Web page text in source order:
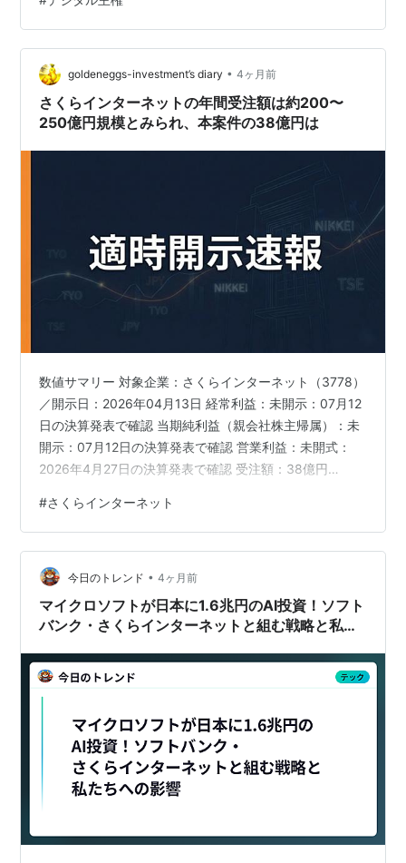
ちますが、その中身は前向きな投資によるものです。 売
上高は順調： 前年比12.4%増の353億円と過去最高を更
新しています。 利益の大幅減： 営業利益は前期の41億円
から…goldeneggs-investment’s diary • 4ヶ月前
さくらインターネットの年間受注額は約200〜
250億円規模とみられ、本案件の38億円は
数値サマリー 対象企業：さくらインターネット（3778）
／開示日：2026年04月13日 経常利益：未開示：07月12
日の決算発表で確認 当期純利益（親会社株主帰属）：未
開示：07月12日の決算発表で確認 営業利益：未開式：
2026年4月27日の決算発表で確認 受注額：38億円
今回を比較する 同種の大型インフラ案件発表の株価反応
は翌営業
#さくらインターネット
今日のトレンド • 4ヶ月前
マイクロソフトが日本に1.6兆円のAI投資！ソフト
バンク・さくらインターネットと組む戦略と私た